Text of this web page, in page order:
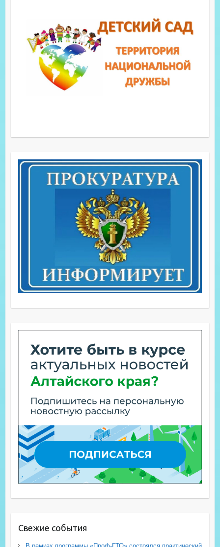
Свежие события